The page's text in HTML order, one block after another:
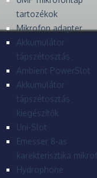
tartozékok
Mikrofon adapter
Akkumulátor
tápszétosztás
Ambient PowerSlot
Akkumulátor
tápszétosztás
kiegészítők
Uni-Slot
Emesser 8-as
karekterisztika
Hydrophone